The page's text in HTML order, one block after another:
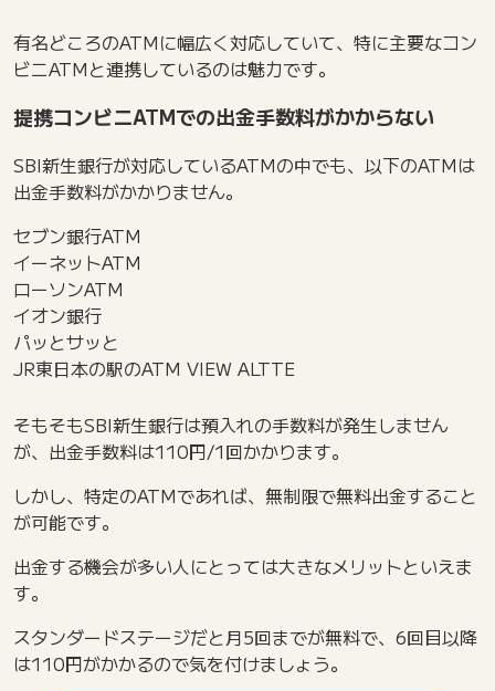
有名どころのATMに幅広く対応していて、特に主要なコン
ビニATMと連携しているのは魅力です。
提携コンビニATMでの出金手数料がかからない
SBI新生銀行が対応しているATMの中でも、以下のATMは
出金手数料がかかりません。
セブン銀行ATM
イーネットATM
ローソンATM
イオン銀行
パッとサッと
JR東日本の駅のATM VIEW ALTTE
そもそもSBI新生銀行は預入れの手数料が発生しません
が、出金手数料は110円/1回かかります。
しかし、特定のATMであれば、無制限で無料出金すること
が可能です。
出金する機会が多い人にとっては大きなメリットといえま
す。
スタンダードステージだと月5回までが無料で、6回目以降
は110円がかかるので気を付けましょう。